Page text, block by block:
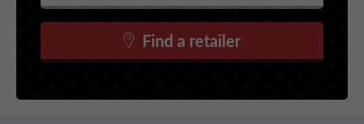
Find a retailer